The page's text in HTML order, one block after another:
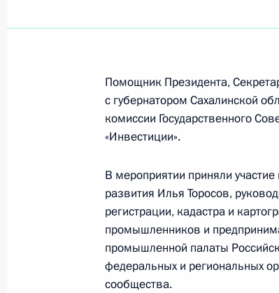
Помощник Президента
Государственного Совета
29 мая 2024 года, 09:00
16 мая 2024 года, четверг
Мария Львова-Белова
Алтай
16 мая 2024 года, 18:00
Помощник Президента,
с губернатором Сахалинской
комиссии Государственного
«Инвестиции».
В мероприятии приняли
развития Илья Торосов,
регистрации, кадастра и
промышленников и
промышленной палаты
федеральных и региональных
сообщества.